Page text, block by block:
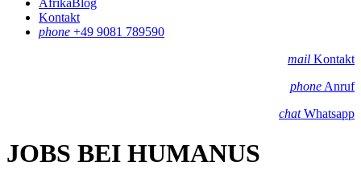
AfrikaBlog
Kontakt
phone +49 9081 789590
mail Kontakt
phone Anruf
chatWhatsapp
JOBS BEI HUMANUS